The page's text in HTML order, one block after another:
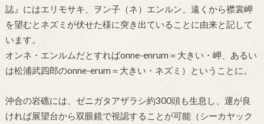
誌』にはエリモサキ、ヲン子（ネ）エンルン、遠くから襟裳岬
を望むとネズミが伏せた様に突き出ていることに由来と記して
います。
オンネ・エンルムだとすればonne-enrum＝大きい・岬、あるい
は松浦武四郎のonne-erum＝大きい・ネズミ）ということに。
沖合の岩礁には、ゼニガタアザラシ約300頭も生息し、運が良
ければ展望台から双眼鏡で視認することが可能（シーカヤック